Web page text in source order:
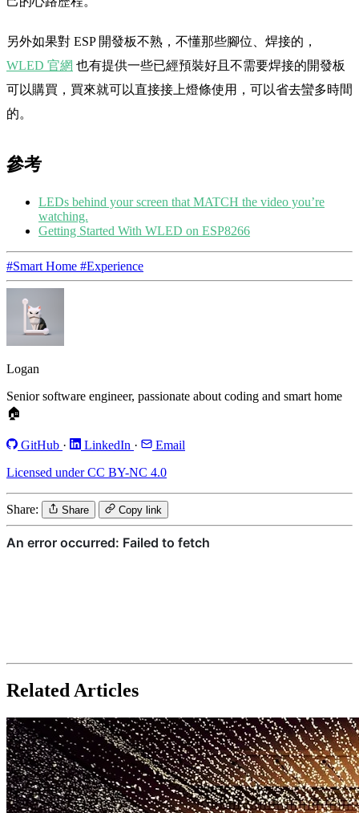
另外如果對 ESP 開發板不熟，不懂那些腳位、焊接的，
WLED 官網 也有提供一些已經預裝好且不需要焊接的開發板
可以購買，買來就可以直接接上燈條使用，可以省去蠻多時間
的。
參考
LEDs behind your screen that MATCH the video you’re
watching.
Getting Started With WLED on ESP8266
#Smart Home #Experience
Logan
Senior software engineer, passionate about coding and smart home
🏠
GitHub · LinkedIn ·
Email
Licensed under CC BY-NC 4.0
Share: Share Copy link
Related Articles